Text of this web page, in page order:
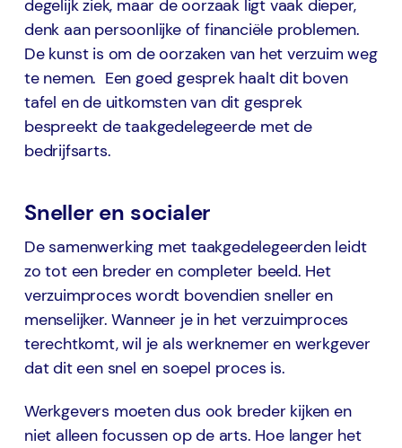
degelijk ziek, maar de oorzaak ligt vaak dieper,
denk aan persoonlijke of financiële problemen.
De kunst is om de oorzaken van het verzuim weg
te nemen. Een goed gesprek haalt dit boven
tafel en de uitkomsten van dit gesprek
bespreekt de taakgedelegeerde met de
bedrijfsarts.
Sneller en socialer
De samenwerking met taakgedelegeerden leidt
zo tot een breder en completer beeld. Het
verzuimproces wordt bovendien sneller en
menselijker. Wanneer je in het verzuimproces
terechtkomt, wil je als werknemer en werkgever
dat dit een snel en soepel proces is.
Werkgevers moeten dus ook breder kijken en
niet alleen focussen op de arts. Hoe langer het